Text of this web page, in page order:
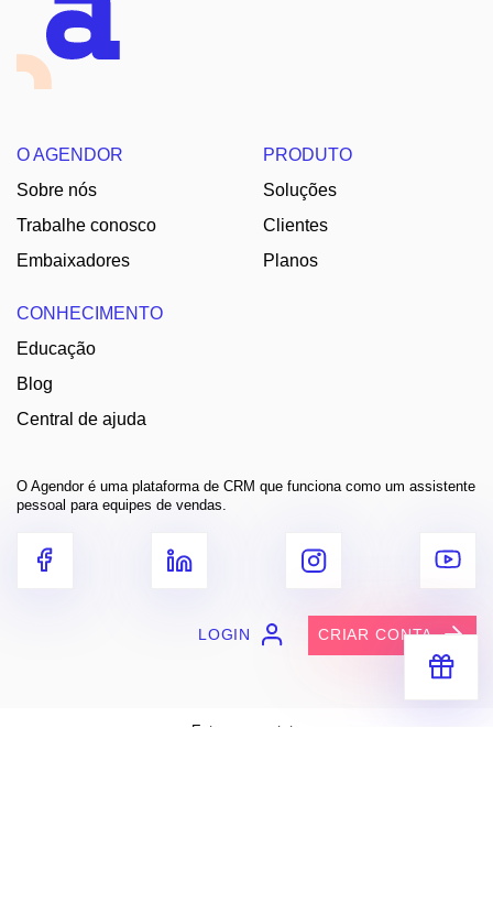
para você vender muito mais
O AGENDOR
Sobre nós
Trabalhe conosco
Embaixadores
PRODUTO
Soluções
Clientes
Planos
CONHECIMENTO
Educação
Blog
Central de ajuda
O Agendor é uma plataforma de CRM que funciona como um assistente
pessoal para equipes de vendas.
LOGIN CRIAR CONTA
Entre em contato